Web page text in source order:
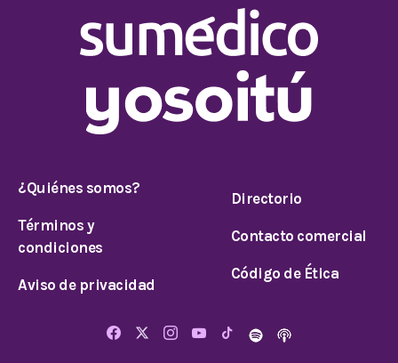
¿Quiénes somos?
Términos y
condiciones
Aviso de privacidad
Directorio
Contacto comercial
Código de Ética